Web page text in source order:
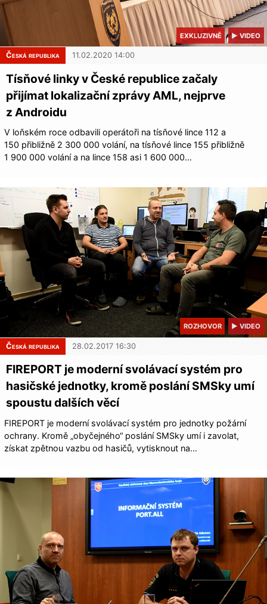
▶ VIDEO
EXKLUZIVNĚ
Česká republika 11.02.2020 14:00
Tísňové linky v České republice začaly
přijímat lokalizační zprávy AML, nejprve
z Androidu
V loňském roce odbavili operátoři na tísňové lince 112 a
150 přibližně 2 300 000 volání, na tísňové lince 155 přibližně
1 900 000 volání a na lince 158 asi 1 600 000…
▶ VIDEO
ROZHOVOR
Česká republika 28.02.2017 16:30
FIREPORT je moderní svolávací systém pro
hasičské jednotky, kromě poslání SMSky umí
spoustu dalších věcí
FIREPORT je moderní svolávací systém pro jednotky požární
ochrany. Kromě „obyčejného“ poslání SMSky umí i zavolat,
získat zpětnou vazbu od hasičů, vytisknout na…